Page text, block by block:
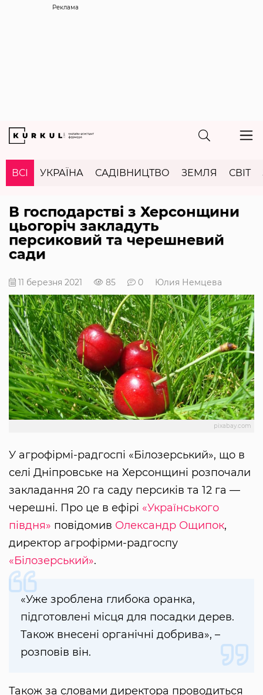
Реклама
ВСІ УКРАЇНА САДІВНИЦТВО ЗЕМЛЯ СВІТ
В господарстві з Херсонщини
цьогоріч закладуть
персиковий та черешневий
сади
11 березня 2021 85 0 Юлия Немцева
pixabay.com
У агрофірмі-радгоспі «Білозерський», що в
селі Дніпровське на Херсонщині розпочали
закладання 20 га саду персиків та 12 га —
черешні. Про це в ефірі «Українського
півдня» повідомив Олександр Ощипок,
директор агрофірми-радгоспу
«Білозерський».
«Уже зроблена глибока оранка,
підготовлені місця для посадки дерев.
Також внесені органічні добрива», –
розповів він.
Також за словами директора проводиться